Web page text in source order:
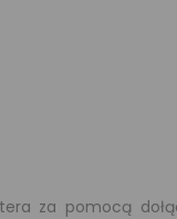
za pomocą